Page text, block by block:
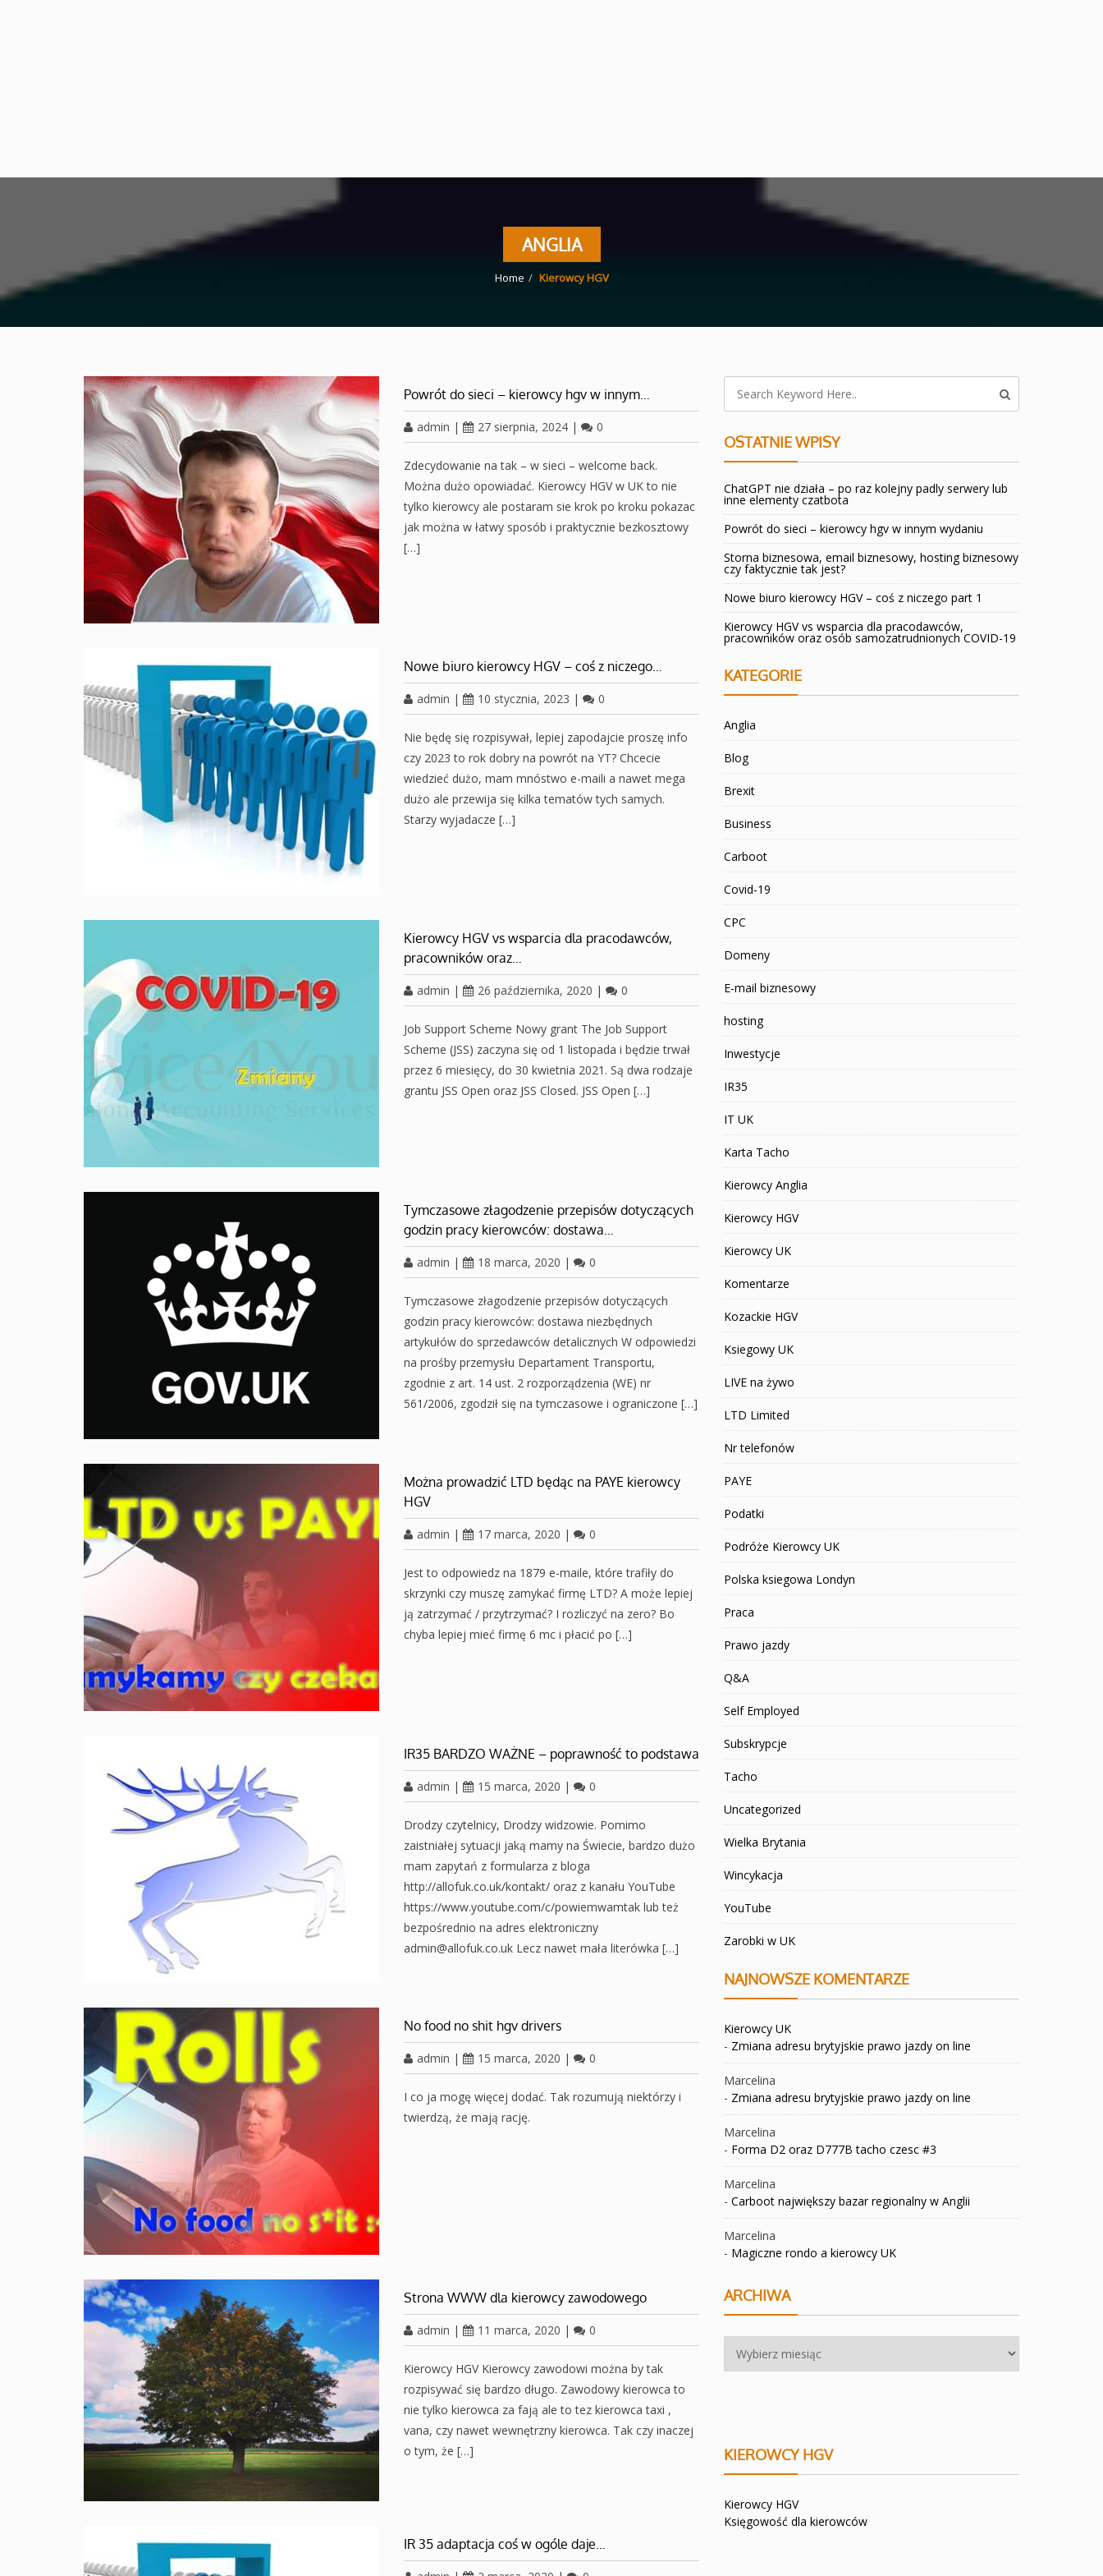
ANGLIA
Home Kierowcy HGV
Powrót do sieci – kierowcy hgv w innym…
admin | 27 sierpnia, 2024 | 0
Zdecydowanie na tak – w sieci – welcome back.
Można dużo opowiadać. Kierowcy HGV w UK to nie
tylko kierowcy ale postaram sie krok po kroku pokazac
jak można w łatwy sposób i praktycznie bezkosztowy
[…]
Nowe biuro kierowcy HGV – coś z niczego…
admin | 10 stycznia, 2023 | 0
Nie będę się rozpisywał, lepiej zapodajcie proszę info
czy 2023 to rok dobry na powrót na YT? Chcecie
wiedzieć dużo, mam mnóstwo e-maili a nawet mega
dużo ale przewija się kilka tematów tych samych.
Starzy wyjadacze […]
Kierowcy HGV vs wsparcia dla pracodawców,
pracowników oraz…
admin | 26 października, 2020 | 0
Job Support Scheme Nowy grant The Job Support
Scheme (JSS) zaczyna się od 1 listopada i będzie trwał
przez 6 miesięcy, do 30 kwietnia 2021. Są dwa rodzaje
grantu JSS Open oraz JSS Closed. JSS Open […]
Tymczasowe złagodzenie przepisów dotyczących
godzin pracy kierowców: dostawa…
admin | 18 marca, 2020 | 0
Tymczasowe złagodzenie przepisów dotyczących
godzin pracy kierowców: dostawa niezbędnych
artykułów do sprzedawców detalicznych W odpowiedzi
na prośby przemysłu Departament Transportu,
zgodnie z art. 14 ust. 2 rozporządzenia (WE) nr
561/2006, zgodził się na tymczasowe i ograniczone […]
Można prowadzić LTD będąc na PAYE kierowcy
HGV
admin | 17 marca, 2020 | 0
Jest to odpowiedz na 1879 e-maile, które trafiły do
skrzynki czy muszę zamykać firmę LTD? A może lepiej
ją zatrzymać / przytrzymać? I rozliczyć na zero? Bo
chyba lepiej mieć firmę 6 mc i płacić po […]
IR35 BARDZO WAŻNE – poprawność to podstawa
admin | 15 marca, 2020 | 0
Drodzy czytelnicy, Drodzy widzowie. Pomimo
zaistniałej sytuacji jaką mamy na Świecie, bardzo dużo
mam zapytań z formularza z bloga
http://allofuk.co.uk/kontakt/ oraz z kanału YouTube
https://www.youtube.com/c/powiemwamtak lub też
bezpośrednio na adres elektroniczny
admin@allofuk.co.uk Lecz nawet mała literówka […]
No food no shit hgv drivers
admin | 15 marca, 2020 | 0
I co ja mogę więcej dodać. Tak rozumują niektórzy i
twierdzą, że mają rację.
Strona WWW dla kierowcy zawodowego
admin | 11 marca, 2020 | 0
Kierowcy HGV Kierowcy zawodowi można by tak
rozpisywać się bardzo długo. Zawodowy kierowca to
nie tylko kierowca za fają ale to tez kierowca taxi ,
vana, czy nawet wewnętrzny kierowca. Tak czy inaczej
o tym, że […]
IR 35 adaptacja coś w ogóle daje…
OSTATNIE WPISY
ChatGPT nie działa – po raz kolejny padly serwery lub
inne elementy czatbota
Powrót do sieci – kierowcy hgv w innym wydaniu
Storna biznesowa, email biznesowy, hosting biznesowy
czy faktycznie tak jest?
Nowe biuro kierowcy HGV – coś z niczego part 1
Kierowcy HGV vs wsparcia dla pracodawców,
pracowników oraz osób samozatrudnionych COVID-19
KATEGORIE
Anglia
Blog
Brexit
Business
Carboot
Covid-19
CPC
Domeny
E-mail biznesowy
hosting
Inwestycje
IR35
IT UK
Karta Tacho
Kierowcy Anglia
Kierowcy HGV
Kierowcy UK
Komentarze
Kozackie HGV
Ksiegowy UK
LIVE na żywo
LTD Limited
Nr telefonów
PAYE
Podatki
Podróże Kierowcy UK
Polska ksiegowa Londyn
Praca
Prawo jazdy
Q&A
Self Employed
Subskrypcje
Tacho
Uncategorized
Wielka Brytania
Wincykacja
YouTube
Zarobki w UK
NAJNOWSZE KOMENTARZE
Kierowcy UK
- Zmiana adresu brytyjskie prawo jazdy on line
Marcelina
- Zmiana adresu brytyjskie prawo jazdy on line
Marcelina
- Forma D2 oraz D777B tacho czesc #3
Marcelina
- Carboot największy bazar regionalny w Anglii
Marcelina
- Magiczne rondo a kierowcy UK
ARCHIWA
KIEROWCY HGV
Kierowcy HGV
Księgowość dla kierowców